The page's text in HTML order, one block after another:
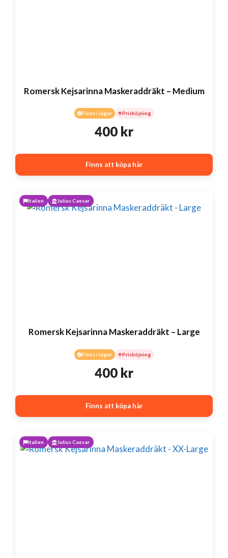
Romersk Kejsarinna Maskeraddräkt – Medium
Finns i lager Prishöjning
400 kr
Finns att köpa här
Italien Julius Caesar
Romersk Kejsarinna Maskeraddräkt – Large
Finns i lager Prishöjning
400 kr
Finns att köpa här
Italien Julius Caesar